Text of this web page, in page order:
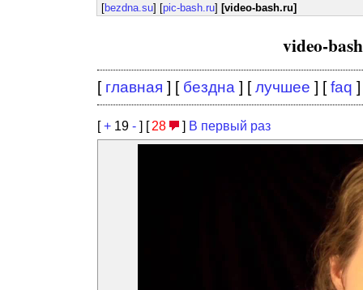
[bezdna.su] [pic-bash.ru] [video-bash.ru]
video-
[ главная ] [ бездна ] [лучшее ] [faq ]
[+ 19 - ] [ 28 ] В первый раз